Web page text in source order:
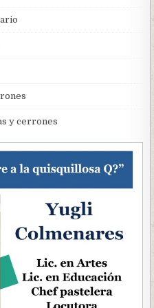
y cerrones